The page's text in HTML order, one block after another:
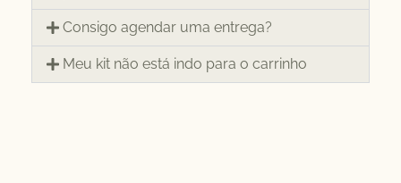
Consigo agendar uma entrega?
Meu kit não está indo para o carrinho